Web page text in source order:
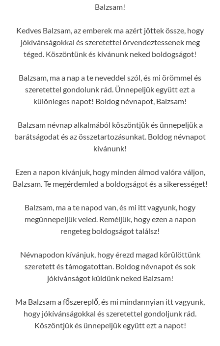
Balzsam!
Kedves Balzsam, az emberek ma azért jöttek össze, hogy
jókívánságokkal és szeretettel örvendeztessenek meg
téged. Köszöntünk és kívánunk neked boldogságot!
Balzsam, ma a nap a te neveddel szól, és mi örömmel és
szeretettel gondolunk rád. Ünnepeljük együtt ezt a
különleges napot! Boldog névnapot, Balzsam!
Balzsam névnap alkalmából köszöntjük és ünnepeljük a
barátságodat és az összetartozásunkat. Boldog névnapot
kívánunk!
Ezen a napon kívánjuk, hogy minden álmod valóra váljon,
Balzsam. Te megérdemled a boldogságot és a sikerességet!
Balzsam, ma a te napod van, és mi itt vagyunk, hogy
megünnepeljük veled. Reméljük, hogy ezen a napon
rengeteg boldogságot találsz!
Névnapodon kívánjuk, hogy érezd magad körülöttünk
szeretett és támogatottan. Boldog névnapot és sok
jókívánságot küldünk neked Balzsam!
Ma Balzsam a főszereplő, és mi mindannyian itt vagyunk,
hogy jókívánságokkal és szeretettel gondoljunk rád.
Köszöntjük és ünnepeljük együtt ezt a napot!